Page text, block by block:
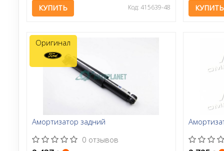
КУПИТЬ Код: 415639-48 КУПИТЬ
Амортизатор задний
0 отзывов
Оригинал